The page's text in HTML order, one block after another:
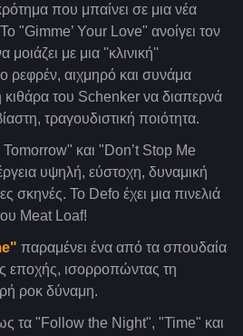
που μπαίνει σε μια νέα
Το "Gimme’ Your Love" ανοίγει τον
μοιάζει με μια ''κλινική''
ρεφρέν, αιχμηρό και συνάμα
κιθάρα του Schenker να διαπερνά
τραγουδιστική ποιότητα.
και "Don’t Stop Me
υψηλή, εύστοχη, δυναμική
σκηνές. Το Defo έχει μια πινελιά
Meat Loaf!
παραμένει ένα από τα σπουδαία
εποχής, ισορροπώντας τη
ροκ δύναμη.
τα "Follow the Night", "Time" και